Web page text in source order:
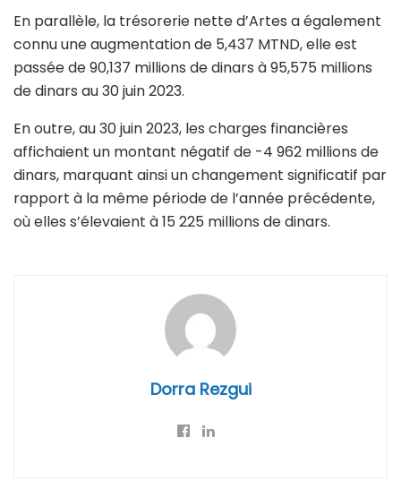
En parallèle, la trésorerie nette d’Artes a également
connu une augmentation de 5,437 MTND, elle est
passée de 90,137 millions de dinars à 95,575 millions
de dinars au 30 juin 2023.
En outre, au 30 juin 2023, les charges financières
affichaient un montant négatif de -4 962 millions de
dinars, marquant ainsi un changement significatif par
rapport à la même période de l’année précédente,
où elles s’élevaient à 15 225 millions de dinars.
Dorra Rezgui